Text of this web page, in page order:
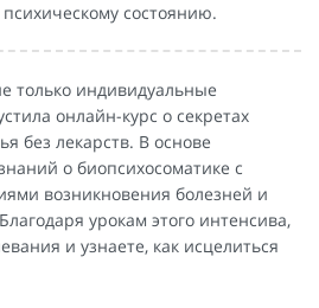
состоянию.
только индивидуальные
онлайн-курс о секретах
без лекарств. В основе
о биопсихосоматике с
возникновения болезней и
урокам этого интенсива,
и узнаете, как исцелиться